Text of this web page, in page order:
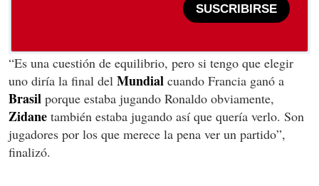
SUSCRIBIRSE
“Es una cuestión de equilibrio, pero si tengo que elegir
uno diría la final del Mundial cuando Francia ganó a
Brasil porque estaba jugando Ronaldo obviamente,
Zidane también estaba jugando así que quería verlo. Son
jugadores por los que merece la pena ver un partido”,
finalizó.